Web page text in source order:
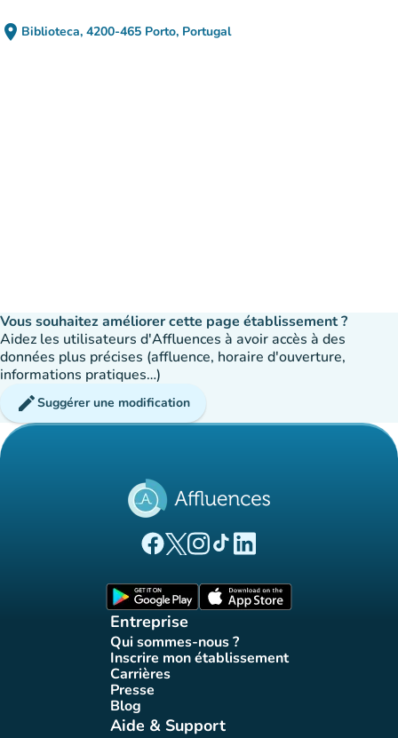
place Biblioteca, 4200-465 Porto, Portugal
(ouvrir dans Google Maps)
(nouvel onglet)
Vous souhaitez améliorer cette page établissement ?
Aidez les utilisateurs d'Affluences à avoir accès à des
données plus précises (affluence, horaire d'ouverture,
informations pratiques…)
editSuggérer une modification
(nouvel onglet)
(nouvel onglet)
(nouvel onglet)
(nouvel onglet)
(nouvel onglet)
Entreprise
Qui sommes-nous ?
(nouvel onglet)
Inscrire mon établissement
(nouvel onglet)
Carrières(nouvel onglet)
Presse(nouvel onglet)
Blog(nouvel onglet)
Aide & Support